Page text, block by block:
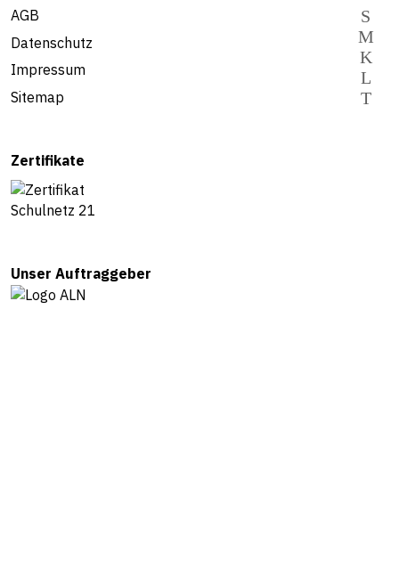
AGB
Datenschutz
Impressum
Sitemap
Zertifikate
Unser Auftraggeber